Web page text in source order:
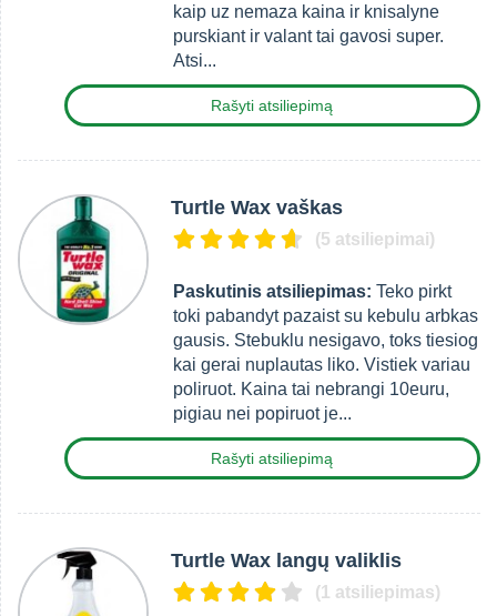
kaip uz nemaza kaina ir knisalyne
purskiant ir valant tai gavosi super.
Atsi...
Rašyti atsiliepimą
Turtle Wax vaškas
(5 atsiliepimai)
Paskutinis atsiliepimas: Teko pirkt
toki pabandyt pazaist su kebulu arbkas
gausis. Stebuklu nesigavo, toks tiesiog
kai gerai nuplautas liko. Vistiek variau
poliruot. Kaina tai nebrangi 10euru,
pigiau nei popiruot je...
Rašyti atsiliepimą
Turtle Wax langų valiklis
(1 atsiliepimas)